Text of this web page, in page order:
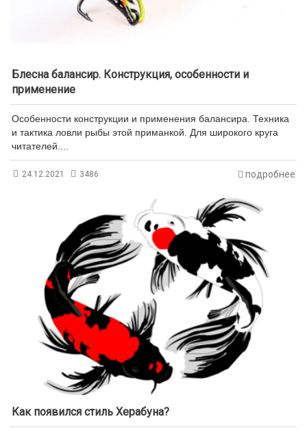
Блесна балансир. Конструкция, особенности и
применение
Особенности конструкции и применения балансира. Техника
и тактика ловли рыбы этой приманкой. Для широкого круга
читателей....
24.12.2021 3486 подробнее
Как появился стиль Херабуна?